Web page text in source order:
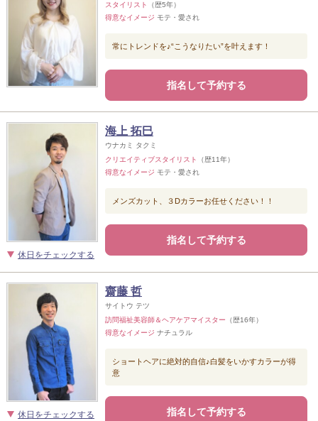
スタイリスト
（歴5年）
得意なイメージ モテ・愛され
常にトレンドを♪“こうなりたい”を叶えます！
指名して予約する
休日をチェックする
海上 拓巳
ウナカミ タクミ
クリエイティブスタイリスト
（歴11年）
得意なイメージ モテ・愛され
メンズカット、３Dカラーお任せください！！
指名して予約する
休日をチェックする
齋藤 哲
サイトウ テツ
訪問福祉美容師＆ヘアケアマイスター （歴16年）
得意なイメージ ナチュラル
ショートヘアに絶対的自信♪白髪をいかすカラーが得
意
指名して予約する